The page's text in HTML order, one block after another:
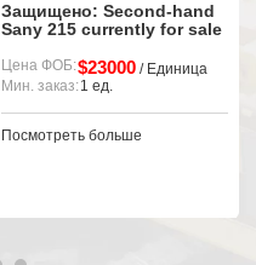
Защищено: Second-hand
Sany 215 currently for sale
Цена ФОБ:$23000/ Единица
Мин. заказ:1 ед.
Посмотреть больше